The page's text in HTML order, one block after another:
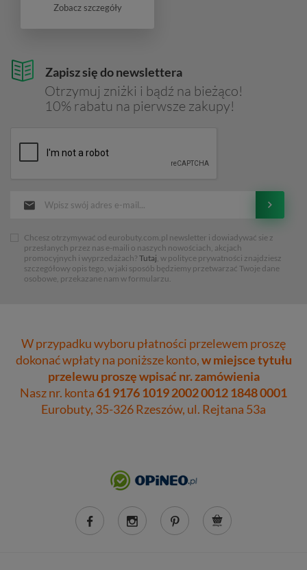
Zapisz się do newslettera
Otrzymuj zniżki i bądź na bieżąco!
10% rabatu na pierwsze zakupy!
Chcesz otrzymywać od eurobuty.com.pl newsletter i dowiadywać sie z
przesłanych przez nas e-maili o naszych nowościach, akcjach
promocyjnych i wyprzedażach? Tutaj, w polityce prywatności znajdziesz
szczegółowy opis tego, w jaki sposób będziemy przetwarzać Twoje dane
osobowe, przekazane nam w formularzu.
Zobacz szczegóły
W przypadku wyboru płatności przelewem proszę
dokonać wpłaty na poniższe konto,w miejsce tytułu
przelewu proszę wpisać nr. zamówienia
Nasz nr. konta61 9176 1019 2002 0012 1848 0001
Eurobuty, 35-326 Rzeszów, ul. Rejtana 53a